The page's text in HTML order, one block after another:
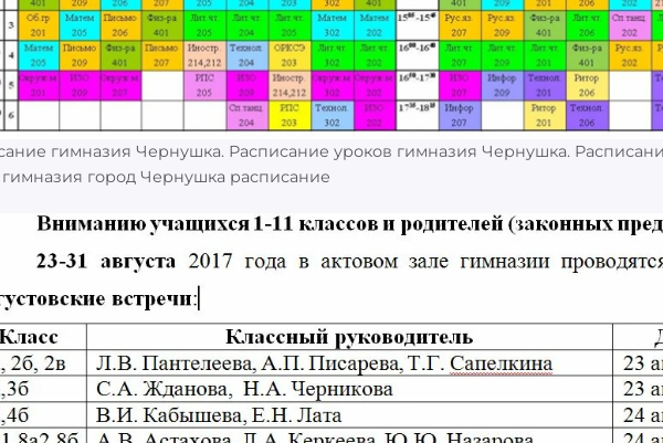
гимназия Чернушка. Расписание уроков гимназия Чернушка.
город Чернушка расписание